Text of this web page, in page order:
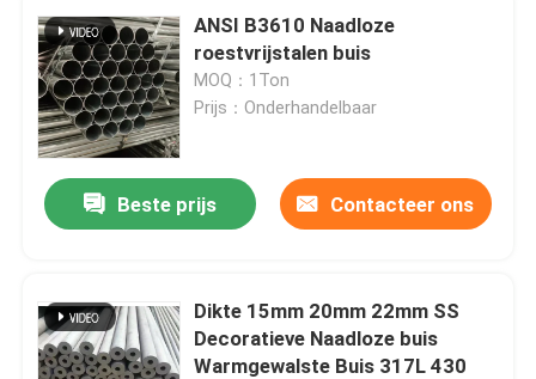
ANSI B3610 Naadloze
roestvrijstalen buis
MOQ：1Ton
Prijs：Onderhandelbaar
Beste prijs Contacteer ons
Dikte 15mm 20mm 22mm SS
Decoratieve Naadloze buis
Warmgewalste Buis 317L 430